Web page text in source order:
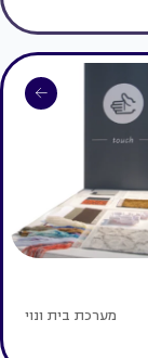
מערכת בית ונוי